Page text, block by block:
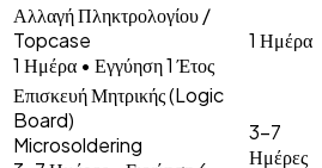
Αλλαγή Πληκτρολογίου /
Topcase
1 Ημέρα • Εγγύηση1 Έτος
1 Ημέρα
Επισκευή Μητρικής (Logic
Board)
Microsoldering
3-7
Ημέρες